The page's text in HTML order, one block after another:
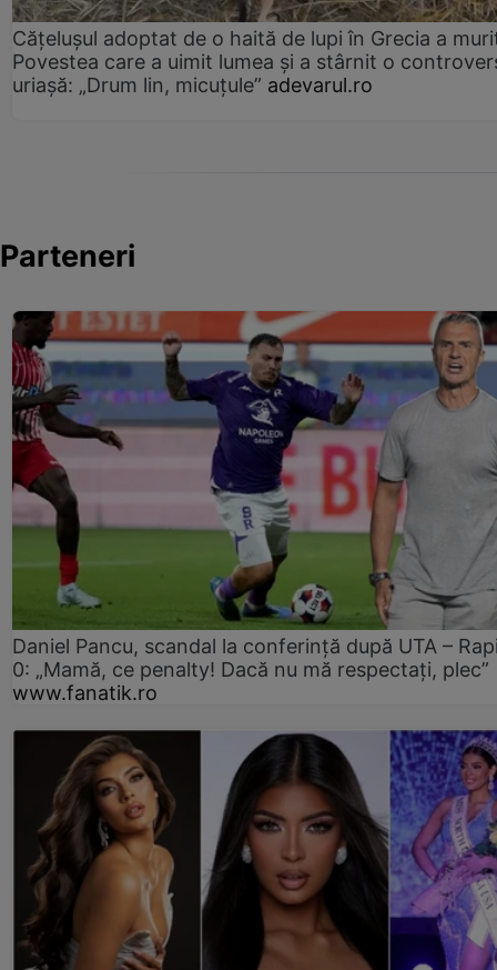
Cățelușul adoptat de o haită de lupi în Grecia a
Povestea care a uimit lumea și a stârnit o
uriașă: „Drum lin, micuțule” adevarul.ro
Parteneri
Daniel Pancu, scandal la conferință după UTA –
0: „Mamă, ce penalty! Dacă nu mă respectați, plec”
www.fanatik.ro